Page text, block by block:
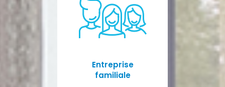
Entreprise
familiale